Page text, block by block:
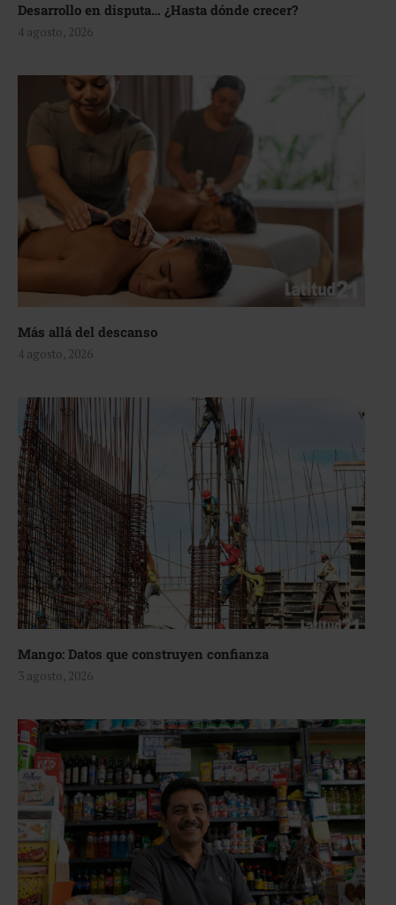
Desarrollo en disputa… ¿Hasta dónde crecer?
4 agosto, 2026
Más allá del descanso
4 agosto, 2026
Mango: Datos que construyen confianza
3 agosto, 2026